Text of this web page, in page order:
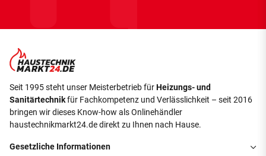
Seit 1995 steht unser Meisterbetrieb fürHeizungs- und
Sanitärtechnikfür Fachkompetenz und Verlässlichkeit – seit 2016
bringen wir dieses Know-how als Onlinehändler
haustechnikmarkt24.de direkt zu Ihnen nach Hause.
Gesetzliche Informationen